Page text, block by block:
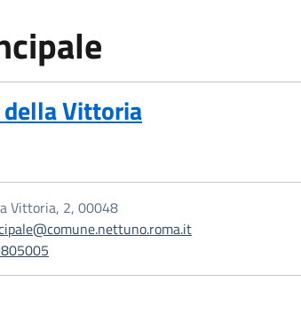
della Vittoria
Vittoria, 2, 00048